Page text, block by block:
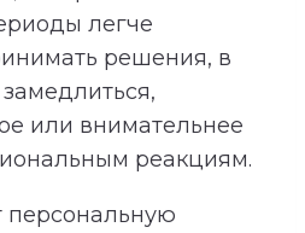
легче
решения, в
или внимательнее
реакциям.
персональную